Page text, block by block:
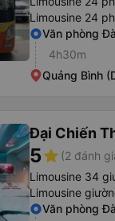
Limousine 24
Văn phòng
4h30m
Quảng Bình
Đại Chiến
5star (2 đánh
Limousine 34
Limousine
Văn phòng